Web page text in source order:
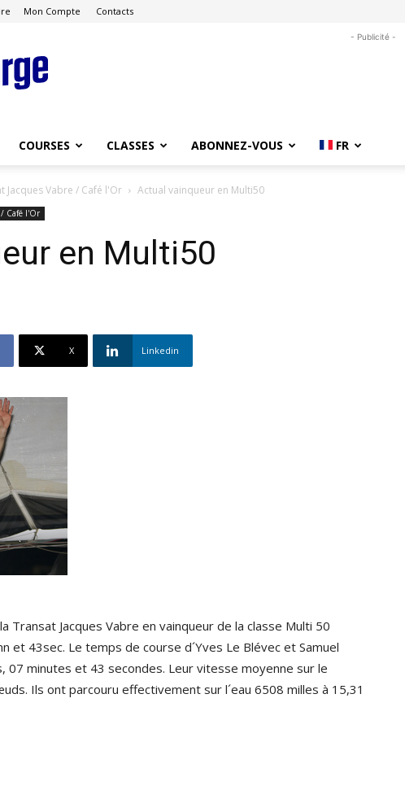
Mon Compte Contacts
- Publicité -
COURSES CLASSES ABONNEZ-VOUS FR
Jacques Vabre / Café l'Or Actual vainqueur en Multi50
/ Café l'Or
en Multi50
X Linkedin
Transat Jacques Vabre en vainqueur de la classe Multi 50
et 43sec. Le temps de course d´Yves Le Blévec et Samuel
07 minutes et 43 secondes. Leur vitesse moyenne sur le
Ils ont parcouru effectivement sur l´eau 6508 milles à 15,31